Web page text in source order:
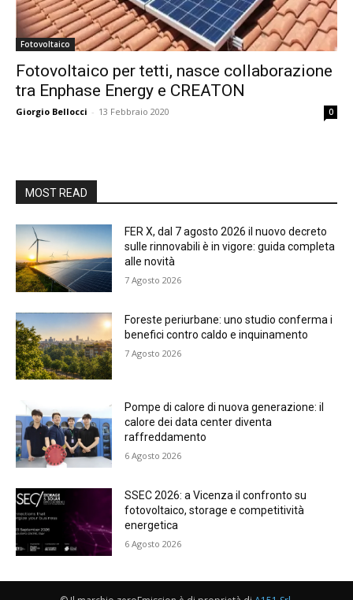
Fotovoltaico
Fotovoltaico per tetti, nasce collaborazione
tra Enphase Energy e CREATON
Giorgio Bellocci - 13 Febbraio 2020 0
MOST READ
FER X, dal 7 agosto 2026 il nuovo decreto
sulle rinnovabili è in vigore: guida completa
alle novità
7 Agosto 2026
Foreste periurbane: uno studio conferma i
benefici contro caldo e inquinamento
7 Agosto 2026
Pompe di calore di nuova generazione: il
calore dei data center diventa
raffreddamento
6 Agosto 2026
SSEC 2026: a Vicenza il confronto su
fotovoltaico, storage e competitività
energetica
6 Agosto 2026